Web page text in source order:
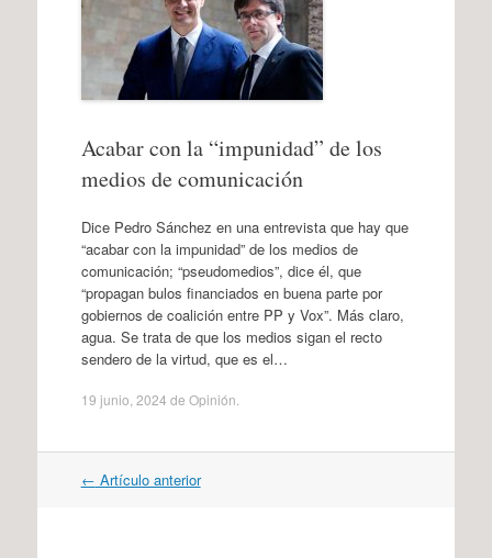
Acabar con la “impunidad” de los
medios de comunicación
Dice Pedro Sánchez en una entrevista que hay que
“acabar con la impunidad” de los medios de
comunicación; “pseudomedios”, dice él, que
“propagan bulos financiados en buena parte por
gobiernos de coalición entre PP y Vox”. Más claro,
agua. Se trata de que los medios sigan el recto
sendero de la virtud, que es el…
19 junio, 2024 de Opinión
Navegación
← Artículo anterior